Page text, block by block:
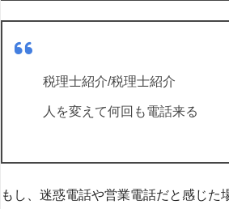
税理士紹介/税理士紹介
人を変えて何回も電話来る
もし、迷惑電話や営業電話だと感じた